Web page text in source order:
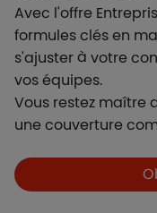
Avec l'offre
formules clés en
s'ajuster à votre
vos équipes.
Vous restez maître
une couverture
Boutons et liens